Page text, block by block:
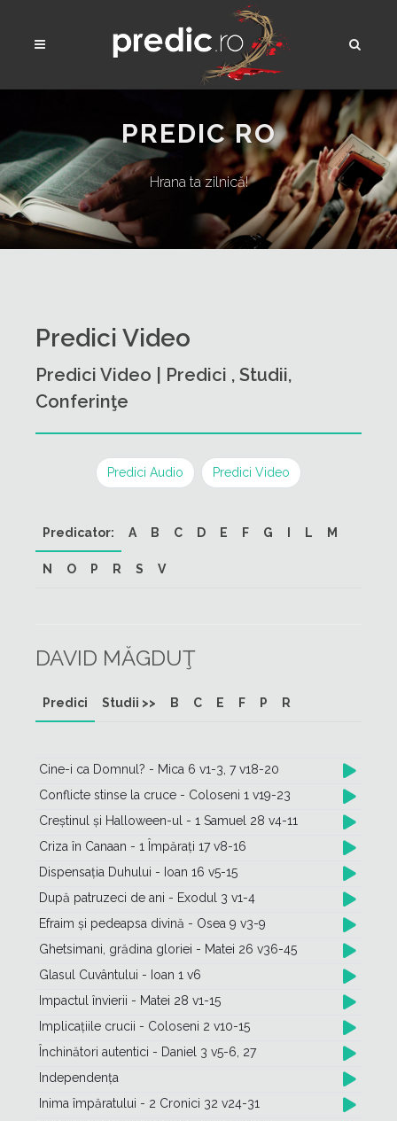
PREDIC RO
Hrana ta zilnică!
Predici Video
Predici Video | Predici , Studii,
Conferinţe
Predici Audio Predici Video
Predicator: A B C D E F G L M
N O P R S V
DAVID MĂGDUŢ
Predici Studii >> B C E F P R
Cine-i ca Domnul? - Mica 6 v1-3, 7 v18-20
Conflicte stinse la cruce - Coloseni 1 v19-23
Creștinul și Halloween-ul - 1 Samuel 28 v4-11
Criza în Canaan - 1 Împărați 17 v8-16
Dispensația Duhului - Ioan 16 v5-15
După patruzeci de ani - Exodul 3 v1-4
Efraim și pedeapsa divină - Osea 9 v3-9
Ghetsimani, grădina gloriei - Matei 26 v36-45
Glasul Cuvântului - Ioan 1 v6
Impactul învierii - Matei 28 v1-15
Implicațiile crucii - Coloseni 2 v10-15
Închinători autentici - Daniel 3 v5-6, 27
Independența
Inima împăratului - 2 Cronici 32 v24-31